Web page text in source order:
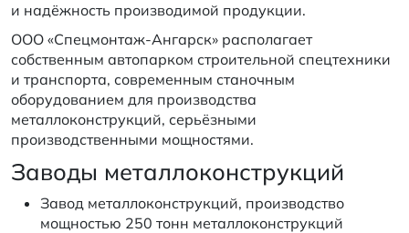
и надёжность производимой продукции.
ООО «Спецмонтаж-Ангарск» располагает
собственным автопарком строительной спецтехники
и транспорта, современным станочным
оборудованием для производства
металлоконструкций, серьёзными
производственными мощностями.
Заводы металлоконструкций
Завод металлоконструкций, производство
мощностью 250 тонн металлоконструкций